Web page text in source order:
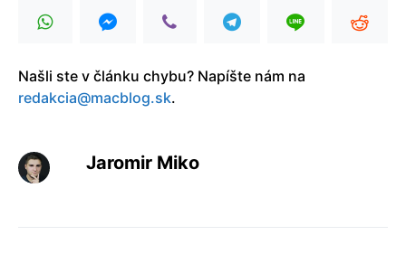
Našli ste v článku chybu? Napíšte nám na
redakcia@macblog.sk.
Jaromir Miko